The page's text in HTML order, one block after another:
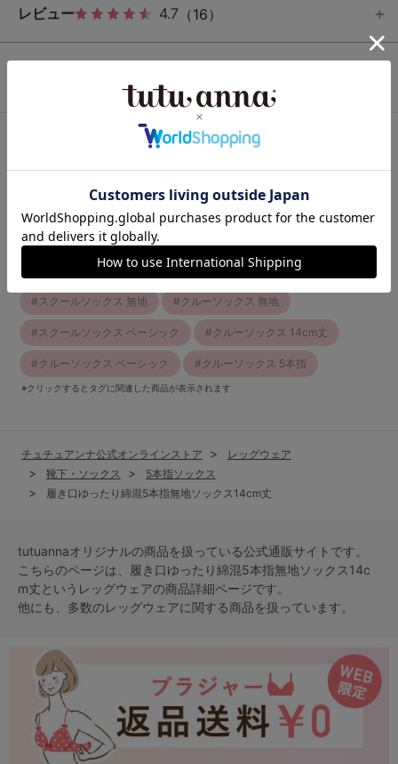
レビュー 4.7 （16）
この商品と一緒に見られている商品
最近チェックしたアイテム
関連キーワード
クルーソックス ギフト
スクールソックス 綿混 クルーソックス 綿混
スクールソックス 無地 クルーソックス 無地
スクールソックス ベーシック クルーソックス 14cm丈
クルーソックス ベーシック クルーソックス 5本指
※クリックするとタグに関連した商品が表示されます
チュチュアンナ公式オンラインストア
レッグウェア
靴下・ソックス
5本指ソックス
履き口ゆったり綿混5本指無地ソックス14cm丈
tutuannaオリジナルの商品を扱っている公式通販サイトです。
こちらのページは、履き口ゆったり綿混5本指無地ソックス14c
m丈という レッグウェアの商品詳細ページです。
他にも、多数のレッグウェアに関する商品を扱っています。